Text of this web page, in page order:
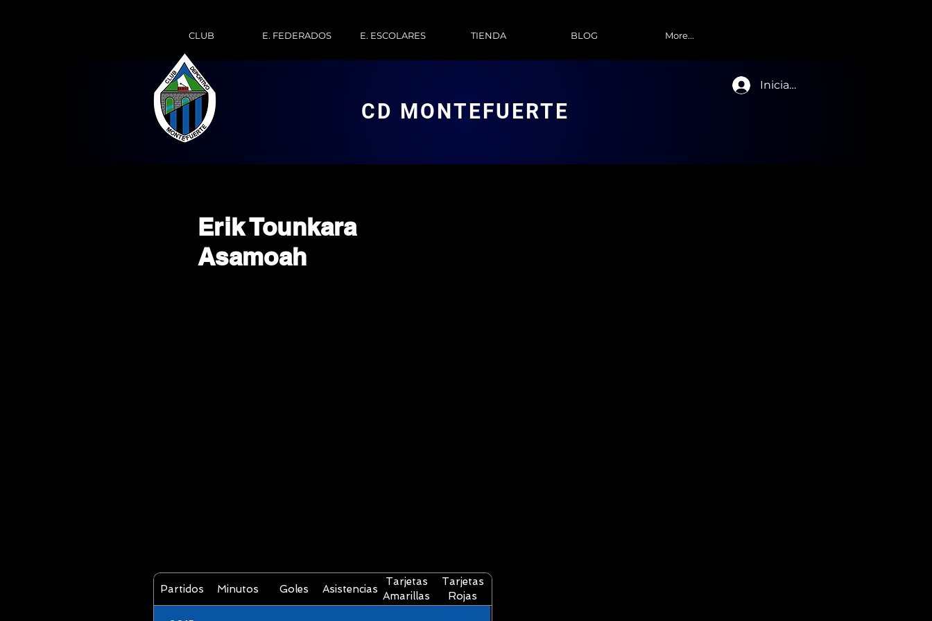
CLUB E. FEDERADOS E. ESCOLARES TIENDA BLOG More...
CD MONTEFUERTE
Iniciar sesión
Erik Tounkara
Asamoah
Partidos Minutos Goles Asistencias
Tarjetas
Amarillas
Tarjetas
Rojas